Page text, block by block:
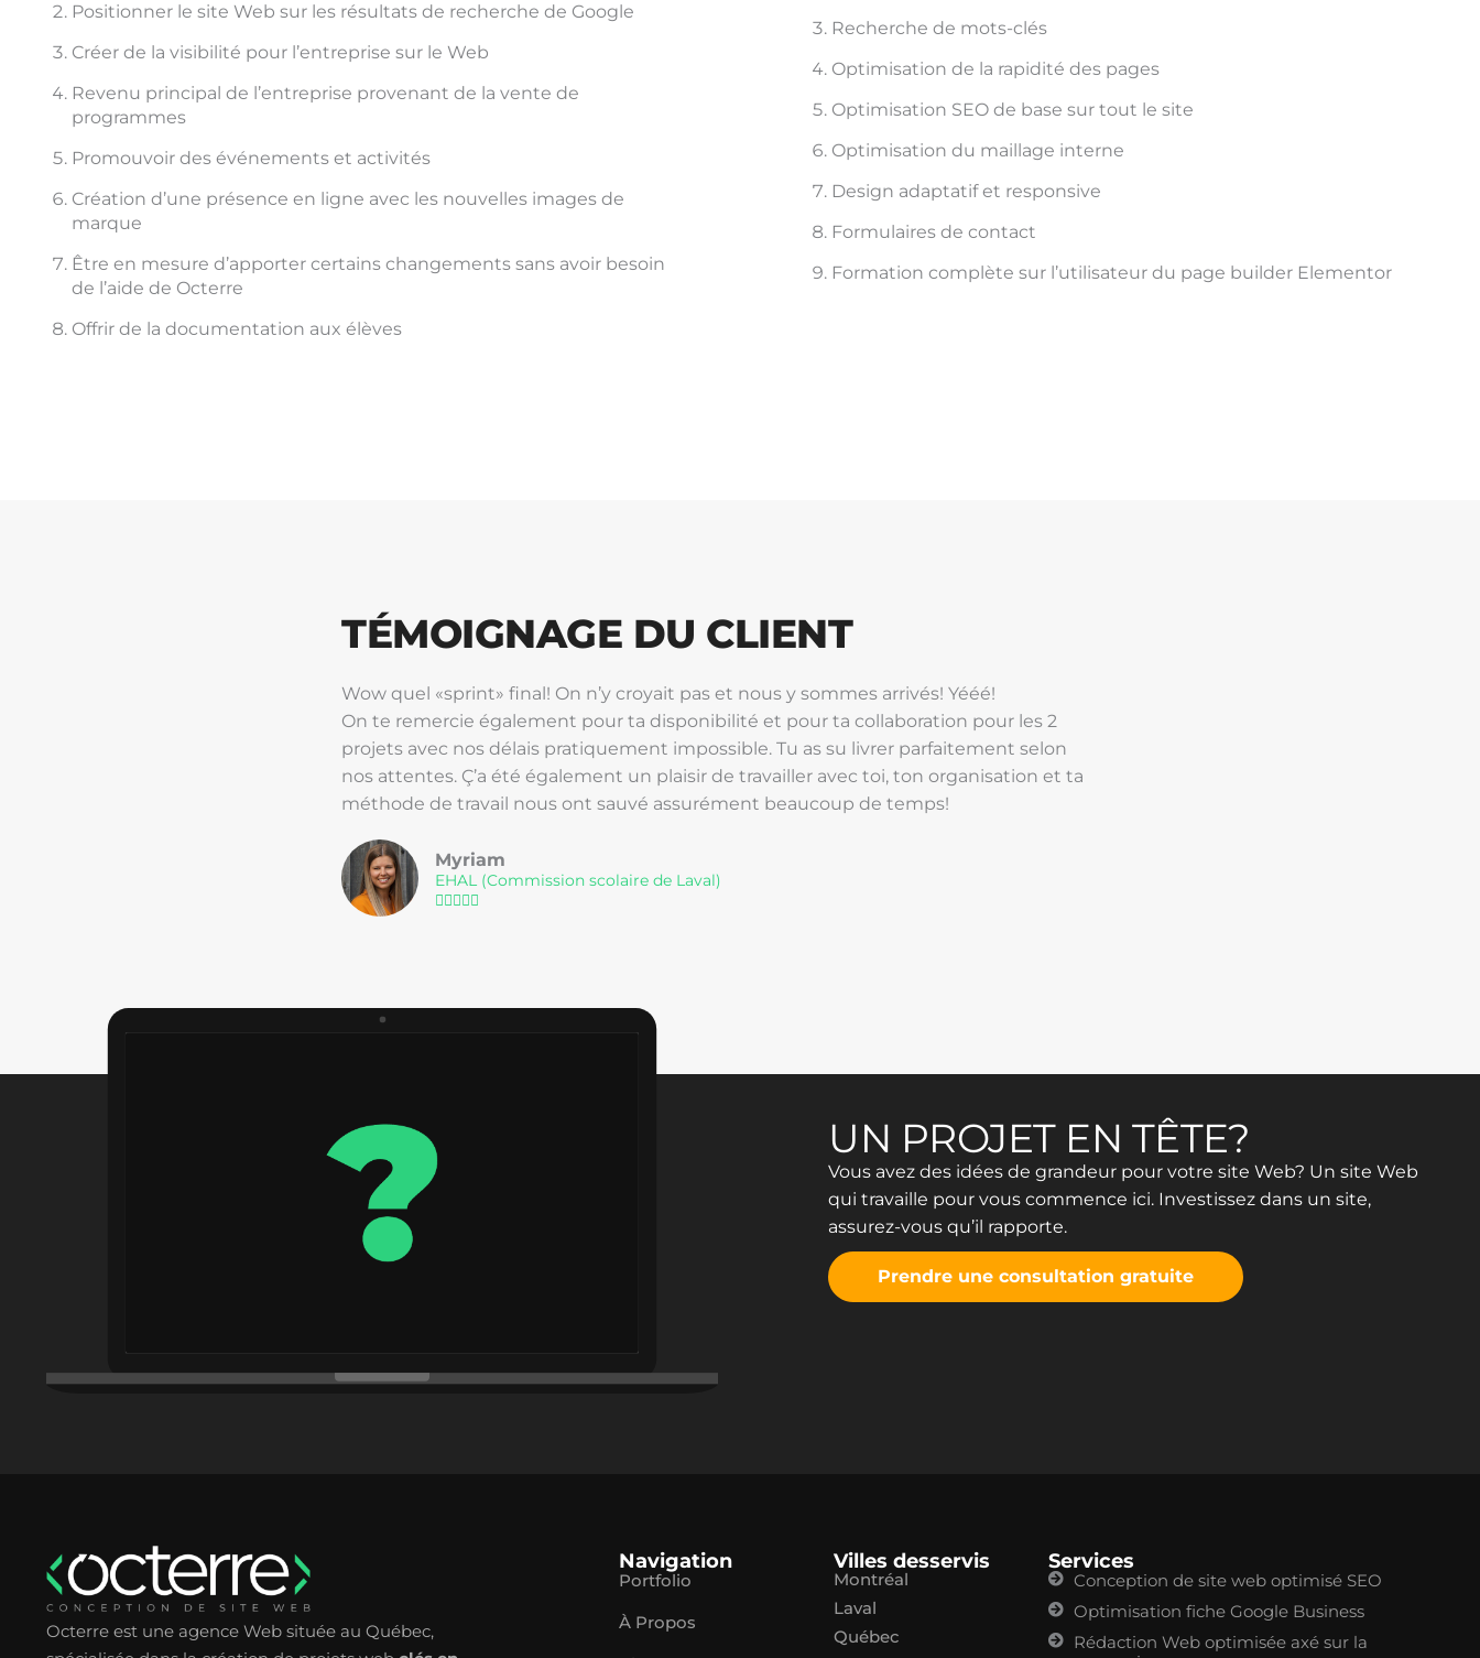
Positionner le site Web sur les résultats de recherche de Google
Créer de la visibilité pour l’entreprise sur le Web
Revenu principal de l’entreprise provenant de la vente de
programmes
Promouvoir des événements et activités
Création d’une présence en ligne avec les nouvelles images de
marque
Être en mesure d’apporter certains changements sans avoir besoin
de l’aide de Octerre
Offrir de la documentation aux élèves
Recherche de mots-clés
Optimisation de la rapidité des pages
Optimisation SEO de base sur tout le site
Optimisation du maillage interne
Design adaptatif et responsive
Formulaires de contact
Formation complète sur l’utilisateur du page builder Elementor
TÉMOIGNAGE DU CLIENT
Wow quel «sprint» final! On n’y croyait pas et nous y sommes arrivés! Yééé!
On te remercie également pour ta disponibilité et pour ta collaboration pour les 2
projets avec nos délais pratiquement impossible. Tu as su livrer parfaitement selon
nos attentes. Ç’a été également un plaisir de travailler avec toi, ton organisation et ta
méthode de travail nous ont sauvé assurément beaucoup de temps!
Myriam
EHAL (Commission scolaire de Laval)

UN PROJET EN TÊTE?
Vous avez des idées de grandeur pour votre site Web? Un site Web
qui travaille pour vous commence ici. Investissez dans un site,
assurez-vous qu’il rapporte.
Prendre une consultation gratuite
Octerre est une agence Web située au Québec,
Navigation
Portfolio
À Propos
Villes desservis
Montréal
Laval
Québec
Services
Conception de site web optimisé SEO
Optimisation fiche Google Business
Rédaction Web optimisée axé sur la